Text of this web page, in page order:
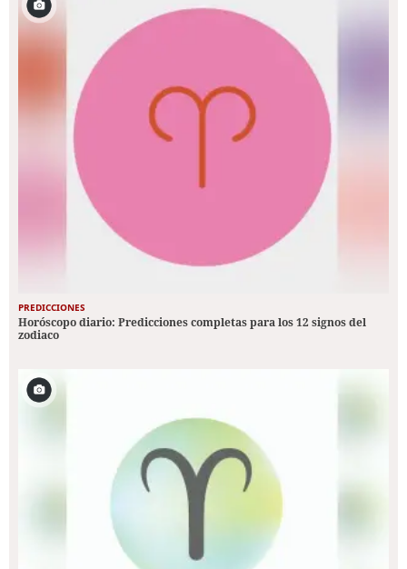
PREDICCIONES
Horóscopo diario: Predicciones completas para los 12 signos del
zodiaco